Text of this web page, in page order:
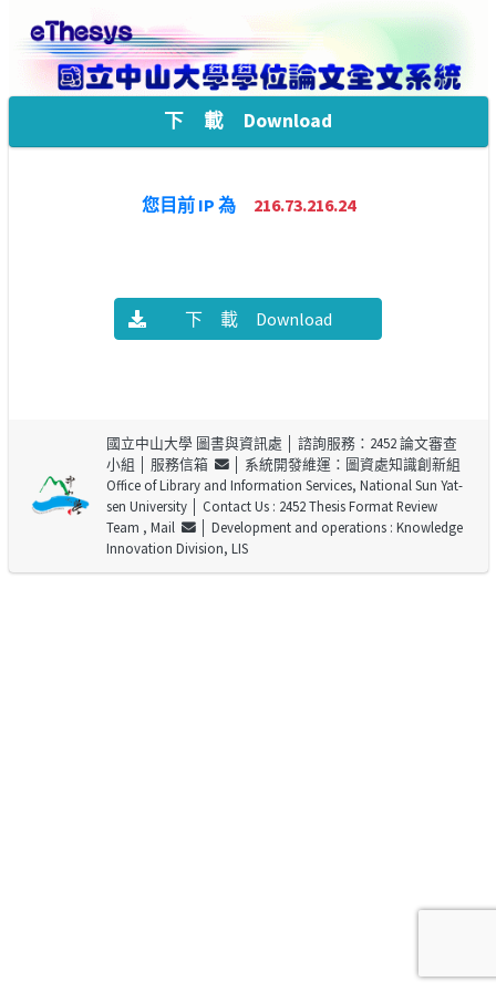
下 載 Download
您目前 IP 為 216.73.216.24
下 載 Download
國立中山大學 圖書與資訊處 │ 諮詢服務：2452 論文審查
小組 │ 服務信箱
│ 系統開發維運：圖資處知識創新組
Office of Library and Information Services, National Sun Yat-
sen University│ Contact Us : 2452 Thesis Format Review
Team , Mail
│ Development and operations : Knowledge
Innovation Division, LIS